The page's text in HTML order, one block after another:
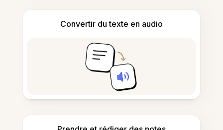
Convertir du texte en audio